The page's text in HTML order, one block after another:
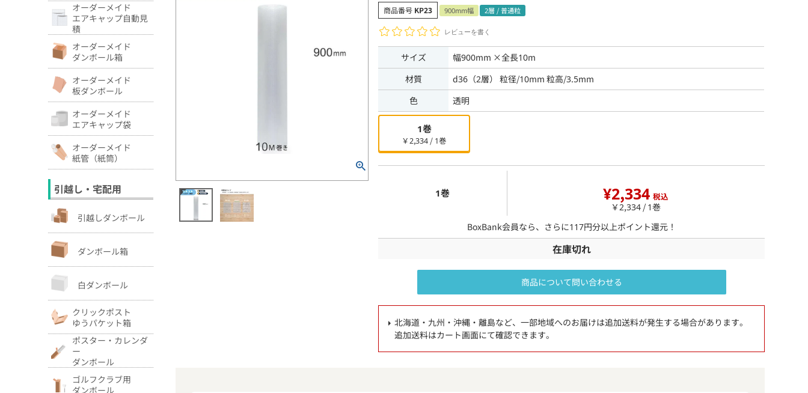
オーダーメイド
エアキャップ自動見
積
オーダーメイド
ダンボール箱
オーダーメイド
板ダンボール
オーダーメイド
エアキャップ袋
オーダーメイド
紙管（紙筒）
引越し・宅配用
引越しダンボール
ダンボール箱
白ダンボール
クリックポスト
ゆうパケット箱
ポスター・カレンダ
ー
ダンボール
ゴルフクラブ用
ダンボール
商品番号 KP23 900mm幅 2層 / 普通粒
レビューを書く
サイズ
幅900mm ×全長10m
材質
d36（2層） 粒径/10mm 粒高/3.5mm
色
透明
1巻
￥2,334 / 1巻
1巻 ¥2,334 税込
￥2,334 / 1巻
BoxBank会員なら、さらに117円分以上ポイント還元！
在庫切れ
商品について問い合わせる
北海道・九州・沖縄・離島など、一部地域へのお届けは追加送料が発生する場合があります。
追加送料はカート画面にて確認できます。